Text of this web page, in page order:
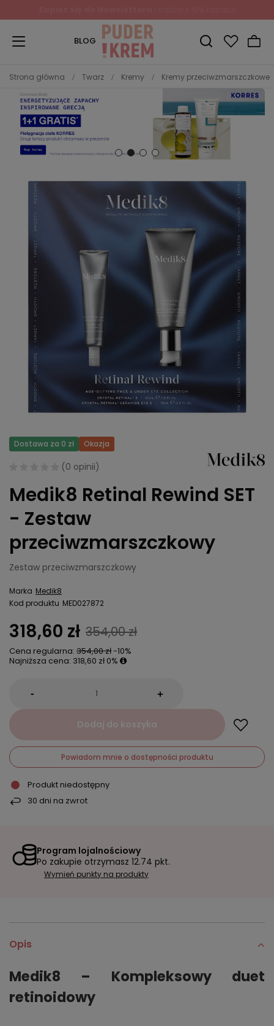
BLOG
Strona główna Twarz Kremy Kremy przeciwzmarszczkowe
Dostawa za 0 zł Okazja
(0 opinii)
Medik8 Retinal Rewind SET
- Zestaw
przeciwzmarszczkowy
Zestaw przeciwzmarszczkowy
Marka Medik8
Kod produktu MED027872
318,60 zł 354,00 zł
Cena regularna: 354,00 zł-10%
Najniższa cena: 318,60 zł 0%
- +
Dodaj do koszyka
Powiadom mnie o dostępności produktu
Produkt niedostępny
30 dni na zwrot
Program lojalnościowy
Po zakupie otrzymasz 12.74 pkt.
Wymień punkty na produkty
Opis
Medik8 – Kompleksowy duet
retinoidowy